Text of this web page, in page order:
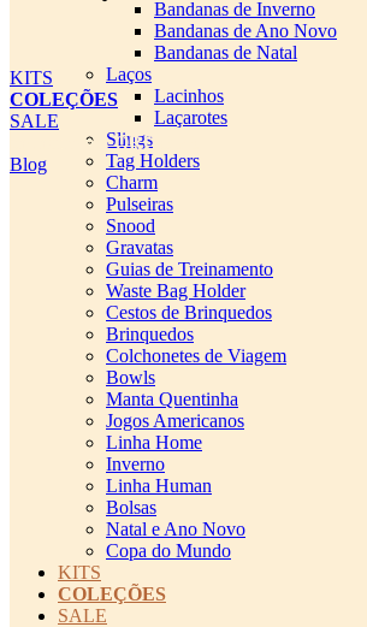
KITS
COLEÇÕES
SALE
cadastro pet QRCODE
Blog
Bandanas de Inverno
Bandanas de Ano Novo
Bandanas de Natal
Laços
Lacinhos
Laçarotes
Slings
Tag Holders
Charm
Pulseiras
Snood
Gravatas
Guias de Treinamento
Waste Bag Holder
Cestos de Brinquedos
Brinquedos
Colchonetes de Viagem
Bowls
Manta Quentinha
Jogos Americanos
Linha Home
Inverno
Linha Human
Bolsas
Natal e Ano Novo
Copa do Mundo
KITS
COLEÇÕES
SALE